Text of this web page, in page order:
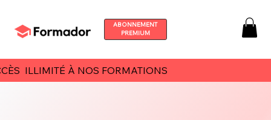
ABONNEMENT
PREMIUM
ILLIMITÉ À NOS FORMATIONS